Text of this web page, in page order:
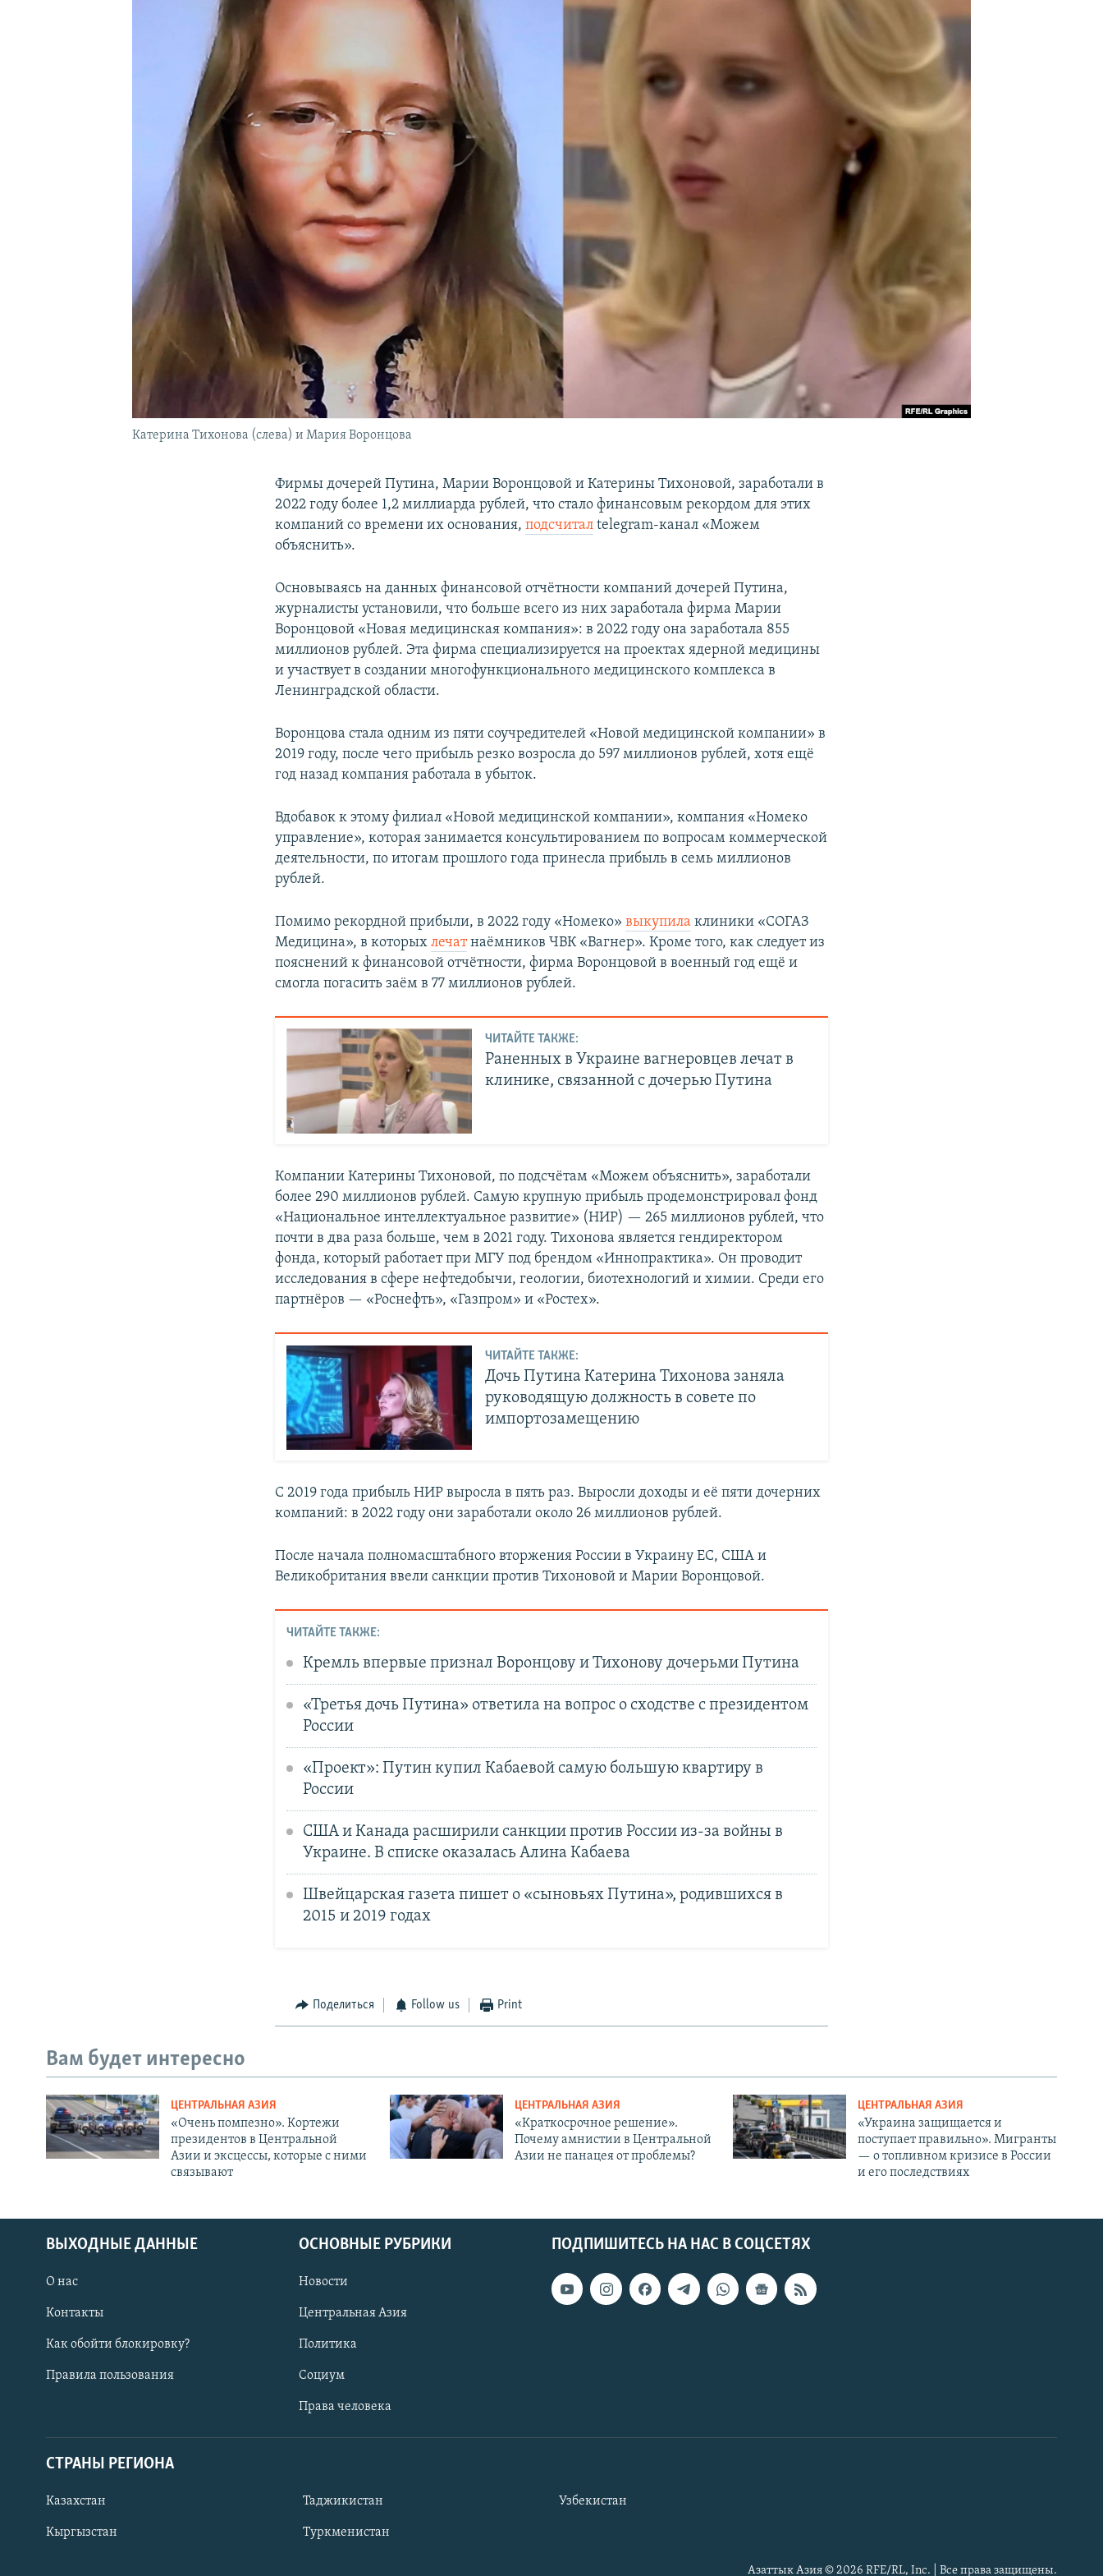
Катерина Тихонова (слева) и Мария Воронцова
Фирмы дочерей Путина, Марии Воронцовой и Катерины Тихоновой, заработали в
2022 году более 1,2 миллиарда рублей, что стало финансовым рекордом для этих
компаний со времени их основания,подсчитал telegram-канал «Можем
объяснить».
Основываясь на данных финансовой отчётности компаний дочерей Путина,
журналисты установили, что больше всего из них заработала фирма Марии
Воронцовой «Новая медицинская компания»: в 2022 году она заработала 855
миллионов рублей. Эта фирма специализируется на проектах ядерной медицины
и участвует в создании многофункционального медицинского комплекса в
Ленинградской области.
Воронцова стала одним из пяти соучредителей «Новой медицинской компании» в
2019 году, после чего прибыль резко возросла до 597 миллионов рублей, хотя ещё
год назад компания работала в убыток.
Вдобавок к этому филиал «Новой медицинской компании», компания «Номеко
управление», которая занимается консультированием по вопросам коммерческой
деятельности, по итогам прошлого года принесла прибыль в семь миллионов
рублей.
Помимо рекордной прибыли, в 2022 году «Номеко»выкупила клиники «СОГАЗ
Медицина», в которыхлечатнаёмников ЧВК «Вагнер». Кроме того, как следует из
пояснений к финансовой отчётности, фирма Воронцовой в военный год ещё и
смогла погасить заём в 77 миллионов рублей.
ЧИТАЙТЕ ТАКЖЕ:
Раненных в Украине вагнеровцев лечат в
клинике, связанной с дочерью Путина
Компании Катерины Тихоновой, по подсчётам «Можем объяснить», заработали
более 290 миллионов рублей. Самую крупную прибыль продемонстрировал фонд
«Национальное интеллектуальное развитие» (НИР) — 265 миллионов рублей, что
почти в два раза больше, чем в 2021 году. Тихонова является гендиректором
фонда, который работает при МГУ под брендом «Иннопрактика». Он проводит
исследования в сфере нефтедобычи, геологии, биотехнологий и химии. Среди его
партнёров — «Роснефть», «Газпром» и «Ростех».
ЧИТАЙТЕ ТАКЖЕ:
Дочь Путина Катерина Тихонова заняла
руководящую должность в совете по
импортозамещению
С 2019 года прибыль НИР выросла в пять раз. Выросли доходы и её пяти дочерних
компаний: в 2022 году они заработали около 26 миллионов рублей.
После начала полномасштабного вторжения России в Украину ЕС, США и
Великобритания ввели санкции против Тихоновой и Марии Воронцовой.
ЧИТАЙТЕ ТАКЖЕ:
Кремль впервые признал Воронцову и Тихонову дочерьми Путина
«Третья дочь Путина» ответила на вопрос о сходстве с президентом
России
«Проект»: Путин купил Кабаевой самую большую квартиру в
России
США и Канада расширили санкции против России из-за войны в
Украине. В списке оказалась Алина Кабаева
Швейцарская газета пишет о «сыновьях Путина», родившихся в
2015 и 2019 годах
Поделиться Follow us Print
Вам будет интересно
ЦЕНТРАЛЬНАЯ АЗИЯ
«Очень помпезно». Кортежи
президентов в Центральной
Азии и эксцессы, которые с ними
связывают
ЦЕНТРАЛЬНАЯ АЗИЯ
«Краткосрочное решение».
Почему амнистии в Центральной
Азии не панацея от проблемы?
ЦЕНТРАЛЬНАЯ АЗИЯ
«Украина защищается и
поступает правильно». Мигранты
— о топливном кризисе в России
и его последствиях
ПОДПИШИТЕСЬ НА НАС В СОЦСЕТЯХ
ВЫХОДНЫЕ ДАННЫЕ
О нас
Контакты
Как обойти блокировку?
Правила пользования
ОСНОВНЫЕ РУБРИКИ
Новости
Центральная Азия
Политика
Социум
Права человека
СТРАНЫ РЕГИОНА
Казахстан
Кыргызстан
Таджикистан
Туркменистан
Узбекистан
Азаттык Азия © 2026 RFE/RL, Inc. | Все права защищены.